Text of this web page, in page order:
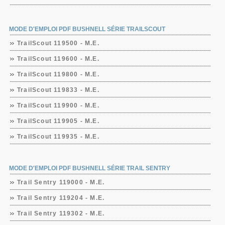
MODE D'EMPLOI PDF BUSHNELL SÉRIE TRAILSCOUT
TrailScout 119500 - M.E.
TrailScout 119600 - M.E.
TrailScout 119800 - M.E.
TrailScout 119833 - M.E.
TrailScout 119900 - M.E.
TrailScout 119905 - M.E.
TrailScout 119935 - M.E.
MODE D'EMPLOI PDF BUSHNELL SÉRIE TRAIL SENTRY
Trail Sentry 119000 - M.E.
Trail Sentry 119204 - M.E.
Trail Sentry 119302 - M.E.